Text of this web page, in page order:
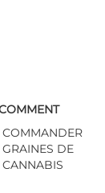
COMMANDER
GRAINES DE
CANNABIS